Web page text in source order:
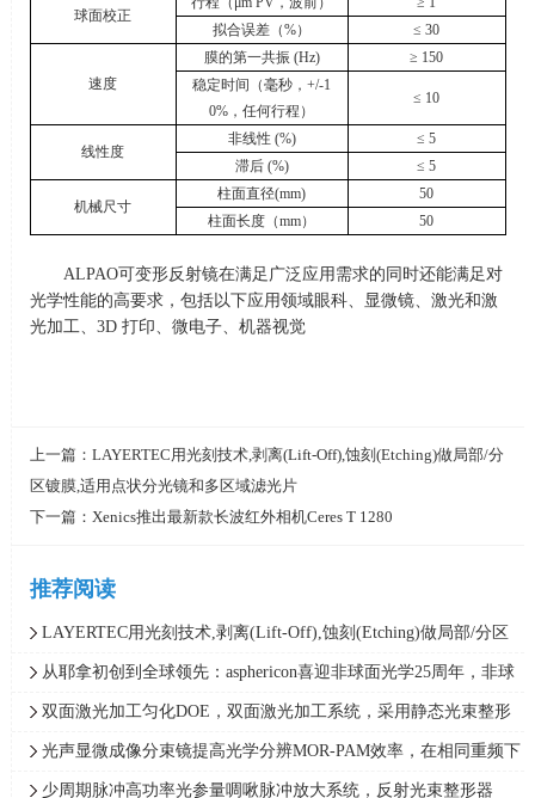
球面校正
拟合误差（%） ≤ 30
速度
膜的第一共振 (Hz)
≥ 150
稳定时间（毫秒，+/-1
0% ，任何行程）
≤ 10
线性度
非线性 (%)
≤ 5
滞后(%) ≤ 5
机械尺寸
柱面直径(mm)
50
柱面长度（mm） 50
ALPAO可变形反射镜在满足广泛应用需求的同时还能满足对
光学性能的高要求，包括以下应用领域眼科、显微镜、激光和激
光加工、 3D 打印、微电子、机器视觉
上一篇： LAYERTEC用光刻技术,剥离(Lift‑Off),蚀刻(Etching)做局部/分
区镀膜,适用点状分光镜和多区域滤光片
下一篇： Xenics推出最新款长波红外相机Ceres T 1280
推荐阅读
LAYERTEC用光刻技术,剥离(Lift‑Off),蚀刻(Etching)做局部/分区
镀膜,适用点状分光镜和多区域滤光片
从耶拿初创到全球领先：asphericon喜迎非球面光学25周年，非球
面光学系统、光学自由曲面
双面激光加工匀化DOE，双面激光加工系统，采用静态光束整形
器加分束器实现双面加工
光声显微成像分束镜提高光学分辨MOR-PAM效率，在相同重频下
成像速度提升了8倍
少周期脉冲高功率光参量啁啾脉冲放大系统，反射光束整形器